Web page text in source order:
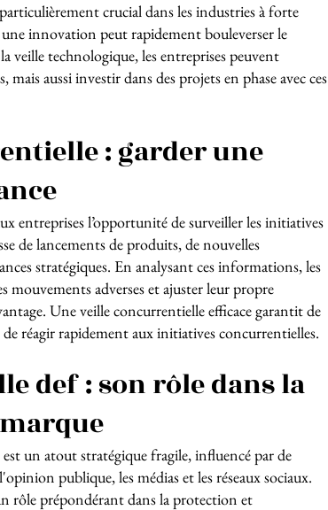
crucial dans les industries à forte
innovation peut rapidement bouleverser le
veille technologique, les entreprises peuvent
mais aussi investir dans des projets en phase avec ces
: garder une
entreprises l’opportunité de surveiller les initiatives
de lancements de produits, de nouvelles
stratégiques. En analysant ces informations, les
mouvements adverses et ajuster leur propre
Une veille concurrentielle efficace garantit de
réagir rapidement aux initiatives concurrentielles.
def : son rôle dans la
un atout stratégique fragile, influencé par de
publique, les médias et les réseaux sociaux.
rôle prépondérant dans la protection et